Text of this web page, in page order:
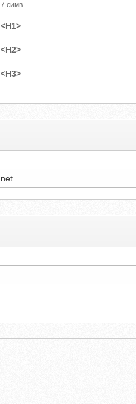
7 симв.
<H1>
<H2>
<H3>